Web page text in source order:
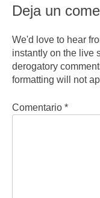
Deja un
We'd love to hear
instantly on the live
derogatory
formatting will not
Comentario *